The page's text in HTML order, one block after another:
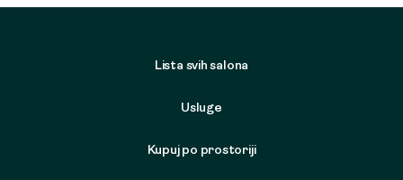
Lista svih salona
Usluge
Kupuj po prostoriji